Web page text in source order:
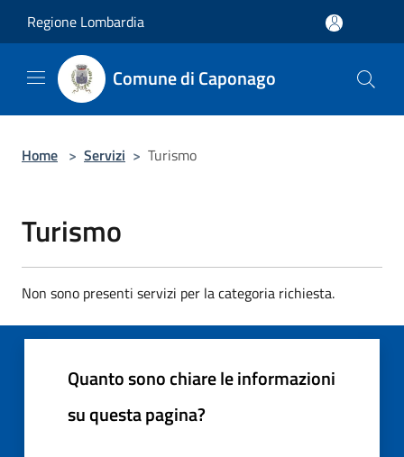
Regione Lombardia
Comune di Caponago
Home > Servizi > Turismo
Turismo
Non sono presenti servizi per la categoria richiesta.
Quanto sono chiare le informazioni
su questa pagina?